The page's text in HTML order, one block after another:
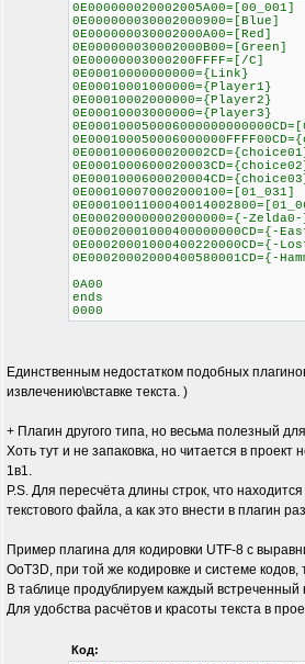
0E000000020002005A00=[00_001]
0E000000030002000900=[Blue]
0E000000030002000A00=[Red]
0E000000030002000B00=[Green]
0E00000003000200FFFF=[/C]
0E00010000000000={Link}
0E00010001000000={Player1}
0E00010002000000={Player2}
0E00010003000000={Player3}
0E000100070002000100=[01_031]
0E000200000002000000={-
0E00020001000400000000CD={-
0E00020001000400220000CD={-
0E00020002000400580001CD={-
0A00
ends
0000
Единственным недостатком подобных
извлечению\вставке текста. )
+ Плагин другого типа, но весьма полезный
Хоть тут и не запаковка, но читается в проект
1в1.
P.S. Для пересчёта длины строк, что
текстового файла, а как это внести в плагин
Пример плагина для кодировки UTF-8 с
OoT3D, при той же кодировке и системе
В таблице продублируем каждый
Для удобства расчётов и красоты текста в
Код: